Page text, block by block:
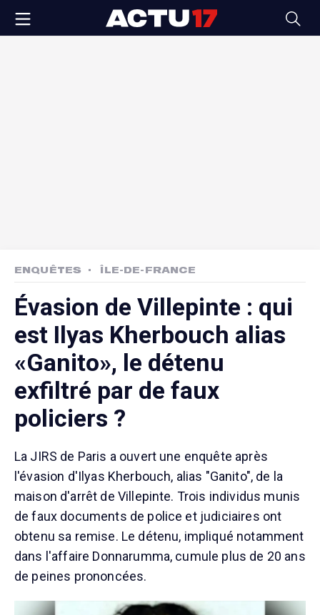
ENQUÊTES ÎLE-DE-FRANCE
Évasion de Villepinte : qui
est Ilyas Kherbouch alias
«Ganito», le détenu
exfiltré par de faux
policiers ?
La JIRS de Paris a ouvert une enquête après
l'évasion d'Ilyas Kherbouch, alias "Ganito", de la
maison d'arrêt de Villepinte. Trois individus munis
de faux documents de police et judiciaires ont
obtenu sa remise. Le détenu, impliqué notamment
dans l'affaire Donnarumma, cumule plus de 20 ans
de peines prononcées.